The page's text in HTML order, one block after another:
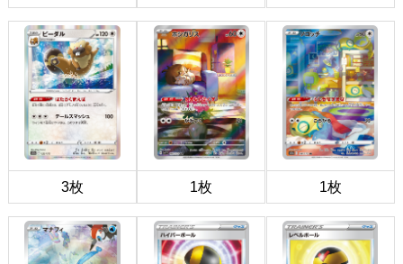
3枚 1枚 1枚